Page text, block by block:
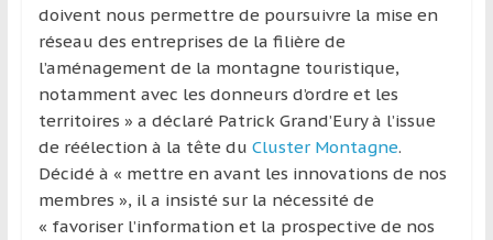
découverte
culturelle
d’un
pays
d’une
région
doivent nous permettre de poursuivre la mise en
réseau des entreprises de la filière de
l’aménagement de la montagne touristique,
notamment avec les donneurs d’ordre et les
territoires » a déclaré Patrick Grand’Eury à l’issue
de réélection à la tête du Cluster Montagne.
Décidé à « mettre en avant les innovations de nos
membres », il a insisté sur la nécessité de
« favoriser l’information et la prospective de nos